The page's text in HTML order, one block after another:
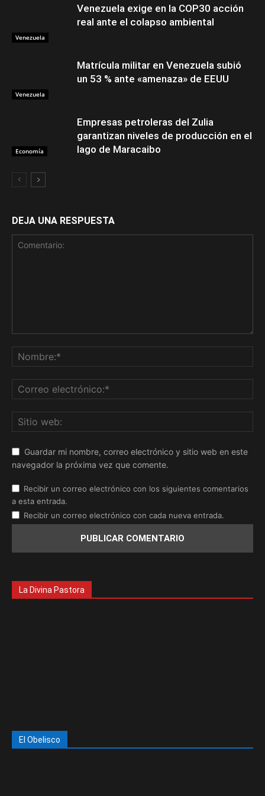
Venezuela
Venezuela exige en la COP30 acción
real ante el colapso ambiental
Venezuela
Matrícula militar en Venezuela subió
un 53 % ante «amenaza» de EEUU
Economía
Empresas petroleras del Zulia
garantizan niveles de producción en el
lago de Maracaibo
DEJA UNA RESPUESTA
Guardar mi nombre, correo electrónico y sitio web en este
navegador la próxima vez que comente.
Recibir un correo electrónico con los siguientes comentarios
a esta entrada.
Recibir un correo electrónico con cada nueva entrada.
La Divina Pastora
El Obelisco